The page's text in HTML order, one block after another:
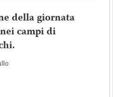
della giornata
campi di